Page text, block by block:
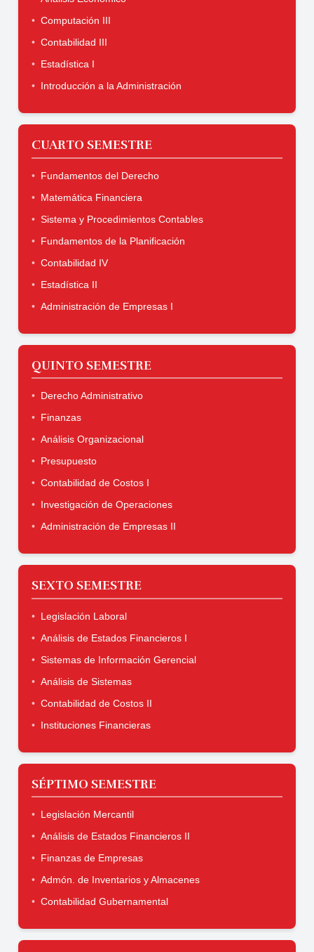
Computación III
Contabilidad III
Estadística I
Introducción a la Administración
CUARTO SEMESTRE
Fundamentos del Derecho
Matemática Financiera
Sistema y Procedimientos Contables
Fundamentos de la Planificación
Contabilidad IV
Estadística II
Administración de Empresas I
QUINTO SEMESTRE
Derecho Administrativo
Finanzas
Análisis Organizacional
Presupuesto
Contabilidad de Costos I
Investigación de Operaciones
Administración de Empresas II
SEXTO SEMESTRE
Legislación Laboral
Análisis de Estados Financieros I
Sistemas de Información Gerencial
Análisis de Sistemas
Contabilidad de Costos II
Instituciones Financieras
SÉPTIMO SEMESTRE
Legislación Mercantil
Análisis de Estados Financieros II
Finanzas de Empresas
Admón. de Inventarios y Almacenes
Contabilidad Gubernamental